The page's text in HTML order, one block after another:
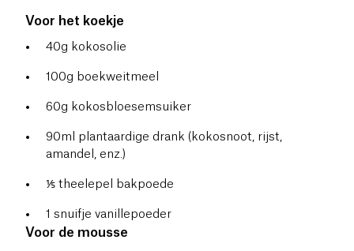
Voor het koekje
40g kokosolie
100g boekweitmeel
60g kokosbloesemsuiker
90ml plantaardige drank (kokosnoot, rijst,
amandel, enz.)
⅕ theelepel bakpoede
1 snuifje vanillepoeder
Voor de mousse